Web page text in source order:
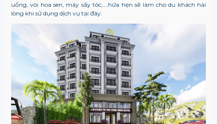
uống, vòi hoa sen, máy sấy tóc,….hứa hẹn sẽ làm cho du khách hài
lòng khi sử dụng dịch vụ tại đây.